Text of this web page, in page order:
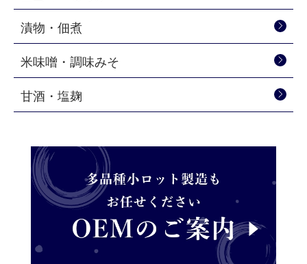
漬物・佃煮
米味噌・調味みそ
甘酒・塩麹